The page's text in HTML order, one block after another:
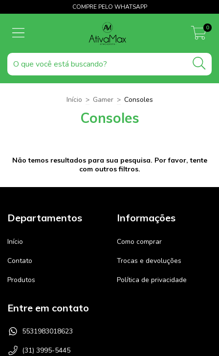
COMPRE PELO WHATSAPP
0
Início > Gamer > Consoles
Consoles
Não temos resultados para sua pesquisa. Por favor, tente
com outros filtros.
Departamentos
Início
Contato
Produtos
Informações
Como comprar
Trocas e devoluções
Política de privacidade
Entre em contato
5531983018623
(31) 3995-5445